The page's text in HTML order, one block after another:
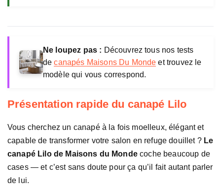
d
e
Ne loupez pas : Découvrez tous nos tests
decanapés Maisons Du Monde et trouvez le
modèle qui vous correspond.
Présentation rapide du canapé Lilo
Vous cherchez un canapé à la fois moelleux, élégant et
capable de transformer votre salon en refuge douillet ? Le
canapé Lilo de Maisons du Mondecoche beaucoup de
cases — et c’est sans doute pour ça qu’il fait autant parler
de lui.